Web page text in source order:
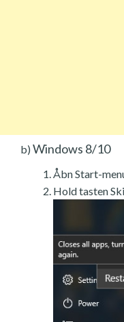
b) Windows 8/10
Åbn Start-
Hold tasten